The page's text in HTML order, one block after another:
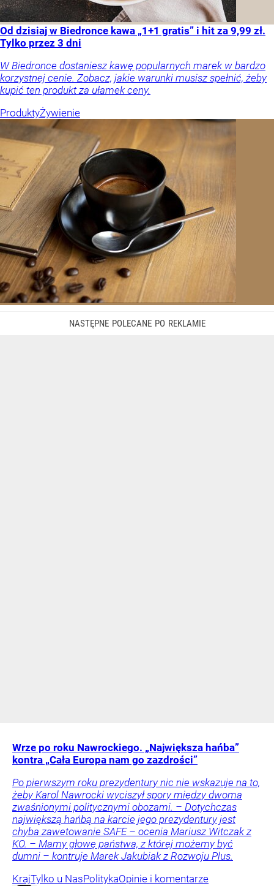
Od dzisiaj w Biedronce kawa „1+1 gratis” i hit za 9,99 zł.
Tylko przez 3 dni
W Biedronce dostaniesz kawę popularnych marek w bardzo
korzystnej cenie. Zobacz, jakie warunki musisz spełnić, żeby
kupić ten produkt za ułamek ceny.
ProduktyŻywienie
Wrze po roku Nawrockiego. „Największa hańba”
kontra „Cała Europa nam go zazdrości”
Po pierwszym roku prezydentury nic nie wskazuje na to,
żeby Karol Nawrocki wyciszył spory między dwoma
zwaśnionymi politycznymi obozami. – Dotychczas
największą hańbą na karcie jego prezydentury jest
chyba zawetowanie SAFE – ocenia Mariusz Witczak z
KO. – Mamy głowę państwa, z której możemy być
dumni – kontruje Marek Jakubiak z Rozwoju Plus.
KrajTylko u NasPolitykaOpinie i komentarze